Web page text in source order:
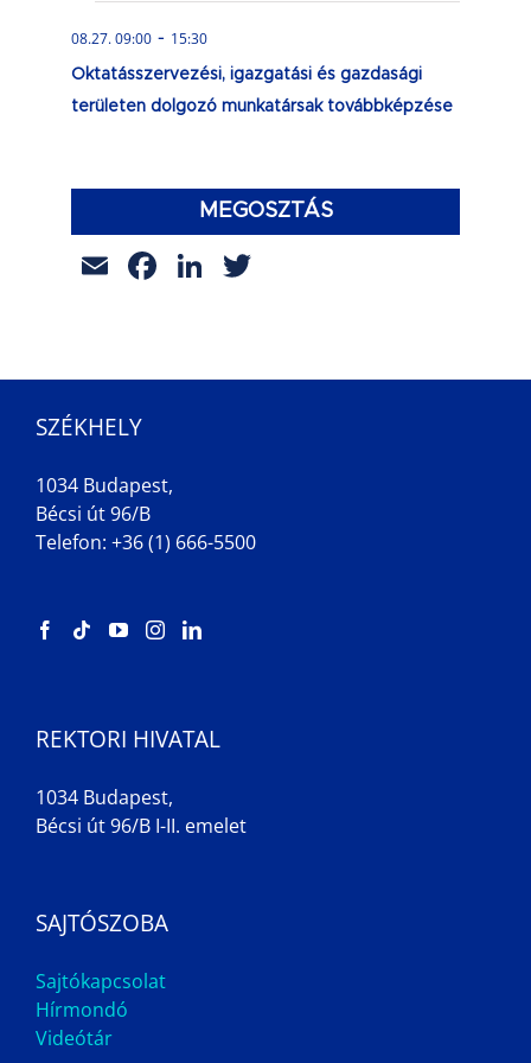
08.27. 09:00 - 15:30
Oktatásszervezési, igazgatási és gazdasági
területen dolgozó munkatársak továbbképzése
MEGOSZTÁS
EmailFacebook
LinkedIn
SZÉKHELY
1034 Budapest,
Bécsi út 96/B
Telefon: +36 (1) 666-5500
REKTORI HIVATAL
1034 Budapest,
Bécsi út 96/B I-II. emelet
SAJTÓSZOBA
Sajtókapcsolat
Hírmondó
Videótár